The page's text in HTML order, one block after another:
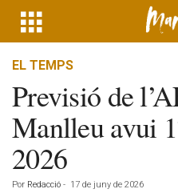
EL TEMPS
Previsió de
Manlleu avui
2026
Por Redacció - 17 de juny de 2026